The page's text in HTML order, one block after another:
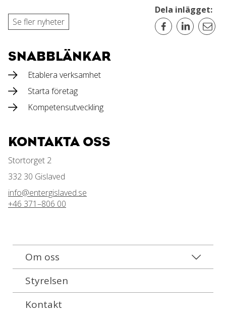
Se fler nyheter
Dela inlägget:
SNABBLÄNKAR
Etablera verksamhet
Starta företag
Kompetensutveckling
KONTAKTA OSS
Stortorget 2
332 30 Gislaved
info@entergislaved.se
+46 371–806 00
Om oss
Styrelsen
Kontakt